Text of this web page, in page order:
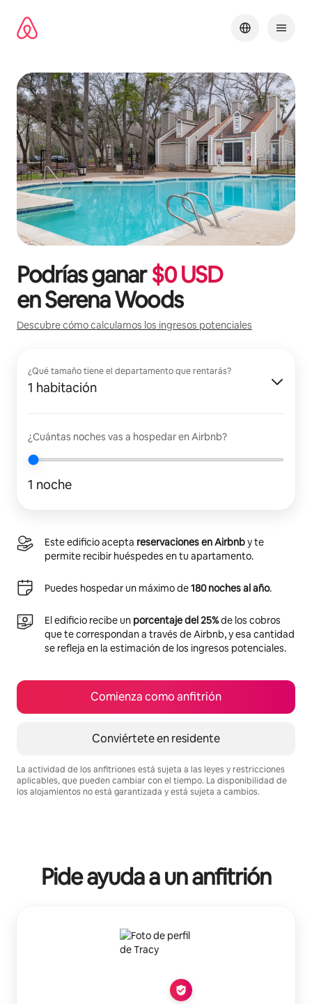
contenido
Podrías ganar$0USD
enSerena Woods
Descubre cómo calculamos los ingresos potenciales
¿Qué tamaño tiene el departamento que rentarás?
1 habitación
¿Cuántas noches vas a hospedar en Airbnb?
1 noche
Este edificio acepta reservaciones en Airbnby te
permite recibir huéspedes en tu apartamento.
Puedes hospedar un máximo de180 noches al año.
El edificio recibe un porcentaje del 25%de los cobros
que te correspondan a través de Airbnb, y esa cantidad
se refleja en la estimación de los ingresos potenciales.
Comienza como anfitrión
Conviértete en residente
La actividad de los anfitriones está sujeta a las leyes y restricciones
aplicables, que pueden cambiar con el tiempo. La disponibilidad de
los alojamientos no está garantizada y está sujeta a cambios.
Pide ayuda a un anfitrión